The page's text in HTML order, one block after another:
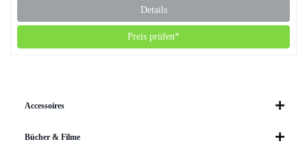
Details
Preis prüfen*
Accessoires
Bücher & Filme